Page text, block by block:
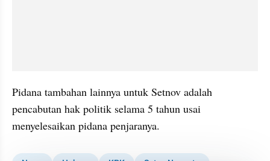
Pidana tambahan lainnya untuk Setnov adalah
pencabutan hak politik selama 5 tahun usai
menyelesaikan pidana penjaranya.